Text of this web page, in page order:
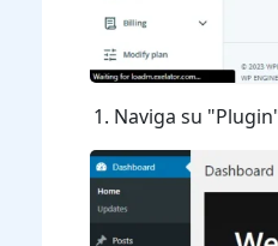
Naviga su